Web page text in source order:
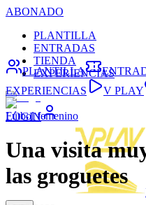
ABONADO
PLANTILLA
ENTRADAS
TIENDA
EXPERIENCIAS
LOGIN
PLANTILLA
EXPERIENCIAS
V PLAY
Fútbol femenino
Una visita
las groguetes